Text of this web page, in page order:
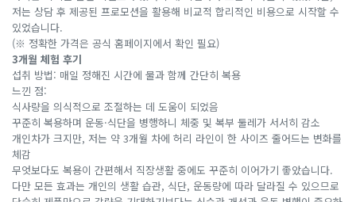
저는 상담 후 제공된 프로모션을 활용해 비교적 합리적인 비용으로 시작할 수
있었습니다.
(※ 정확한 가격은 공식 홈페이지에서 확인 필요)
3개월 체험 후기
섭취 방법: 매일 정해진 시간에 물과 함께 간단히 복용
느낀 점:
식사량을 의식적으로 조절하는 데 도움이 되었음
꾸준히 복용하며 운동·식단을 병행하니 체중 및 복부 둘레가 서서히 감소
개인차가 크지만, 저는 약 3개월 차에 허리 라인이 한 사이즈 줄어드는 변화를
체감
무엇보다도 복용이 간편해서 직장생활 중에도 꾸준히 이어가기 좋았습니다.
다만 모든 효과는 개인의 생활 습관, 식단, 운동량에 따라 달라질 수 있으므로